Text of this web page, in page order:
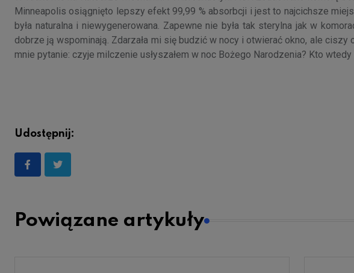
Minneapolis osiągnięto lepszy efekt 99,99 % absorbcji i jest to najcichsze
była naturalna i niewygenerowana. Zapewne nie była tak sterylna jak w
dobrze ją wspominają. Zdarzała mi się budzić w nocy i otwierać okno, ale ciszy
mnie pytanie: czyje milczenie usłyszałem w noc Bożego Narodzenia? Kto wtedy
Udostępnij:
Powiązane artykuły